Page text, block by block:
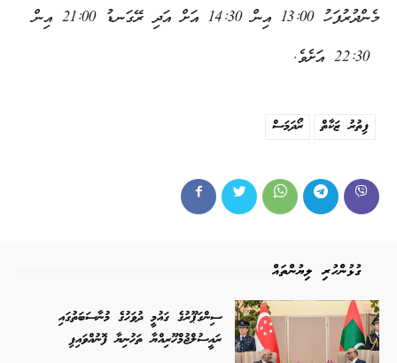
މެންދުރުފަހު 13:00 އިން 14:30 އަށް އަދި ރޭގަނޑު 21:00 އިން
22:30 އަށެވެ.
ރޯދަމަސް ފިތުރު ޒަކާތް
ގުޅުންހުރި ލިޔުންތައް
ސިންގަޕޫރުގެ ގައުމީ ދުވަހުގެ މުނާސަބަތުގައި
ރައީސުލްޖުމްހޫރިއްޔާ ތަހުނިޔާ ފޮނުއްވައިފި